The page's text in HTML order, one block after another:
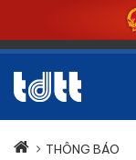
THÔNG BÁO